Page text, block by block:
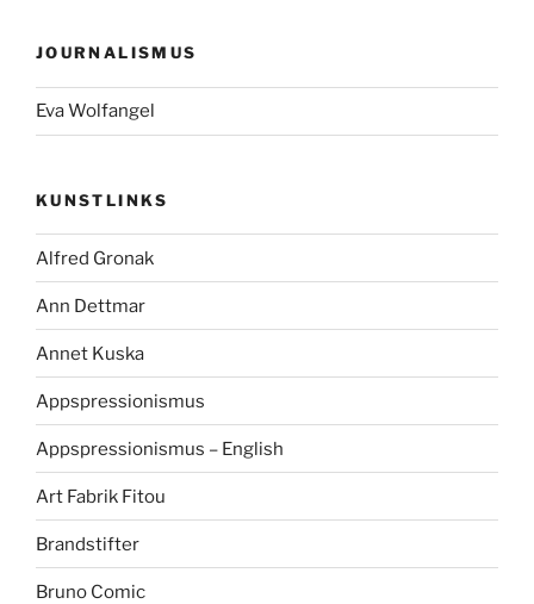
JOURNALISMUS
Eva Wolfangel
KUNSTLINKS
Alfred Gronak
Ann Dettmar
Annet Kuska
Appspressionismus
Appspressionismus – English
Art Fabrik Fitou
Brandstifter
Bruno Comic